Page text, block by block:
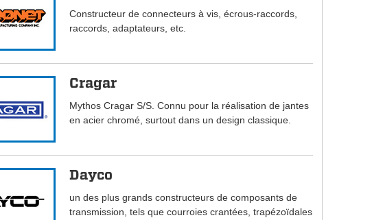
Constructeur de connecteurs à vis, écrous-raccords,
raccords, adaptateurs, etc.
Cragar
Mythos Cragar S/S. Connu pour la réalisation de jantes
en acier chromé, surtout dans un design classique.
Dayco
un des plus grands constructeurs de composants de
transmission, tels que courroies crantées, trapézoïdales